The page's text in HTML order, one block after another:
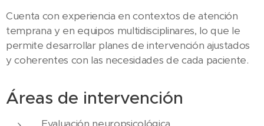
Cuenta con experiencia en contextos de atención
temprana y en equipos multidisciplinares, lo que le
permite desarrollar planes de intervención ajustados
y coherentes con las necesidades de cada paciente.
Áreas de intervención